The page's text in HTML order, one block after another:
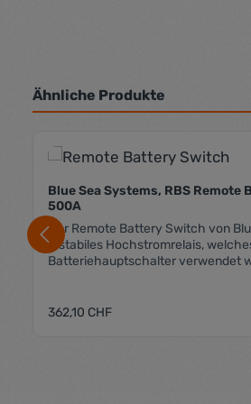
Ähnliche Produkte
Blue Sea Systems, RBS Remote
500A
Der Remote Battery Switch von
Bistabiles Hochstromrelais,
Batteriehauptschalter verwendet
keinen Strom verbraucht. Lediglich
Regulärer Preis:
362,10 CHF